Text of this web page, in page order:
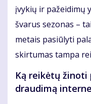
įvykių ir pažeidimų
švarus sezonas –
metais pasiūlyti
skirtumas tampa
Ką reikėtų
draudimą